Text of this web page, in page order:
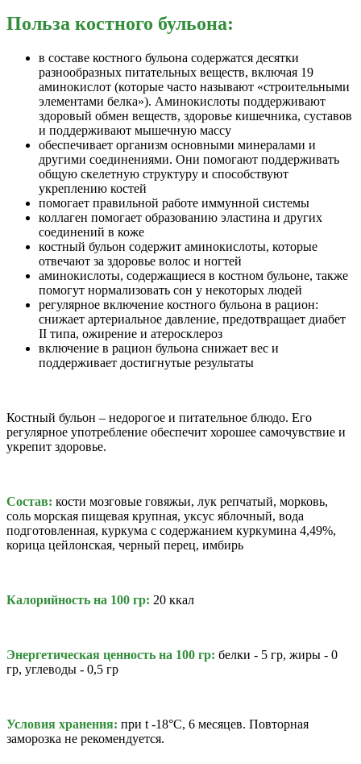
Польза костного бульона:
в составе костного бульона содержатся десятки
разнообразных питательных веществ, включая 19
аминокислот (которые часто называют «строительными
элементами белка»). Аминокислоты поддерживают
здоровый обмен веществ, здоровье кишечника, суставов
и поддерживают мышечную массу
обеспечивает организм основными минералами и
другими соединениями. Они помогают поддерживать
общую скелетную структуру и способствуют
укреплению костей
помогает правильной работе иммунной системы
коллаген помогает образованию эластина и других
соединений в коже
костный бульон содержит аминокислоты, которые
отвечают за здоровье волос и ногтей
аминокислоты, содержащиеся в костном бульоне, также
помогут нормализовать сон у некоторых людей
регулярное включение костного бульона в рацион:
снижает артериальное давление, предотвращает диабет
II типа, ожирение и атеросклероз
включение в рацион бульона снижает вес и
поддерживает достигнутые результаты
Костный бульон – недорогое и питательное блюдо. Его
регулярное употребление обеспечит хорошее самочувствие и
укрепит здоровье.
Состав: кости мозговые говяжьи, лук репчатый, морковь,
соль морская пищевая крупная, уксус яблочный, вода
подготовленная, куркума с содержанием куркумина 4,49%,
корица цейлонская, черный перец, имбирь
Калорийность на 100 гр: 20 ккал
Энергетическая ценность на 100 гр: белки - 5 гр, жиры - 0
гр, углеводы - 0,5 гр
Условия хранения: при t -18°C, 6 месяцев. Повторная
заморозка не рекомендуется.